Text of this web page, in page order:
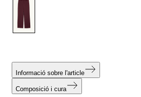
Informació sobre l'article
Composició i cura